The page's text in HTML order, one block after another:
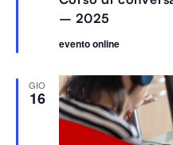
– 2025
l
a
i
evento online
GIO
16